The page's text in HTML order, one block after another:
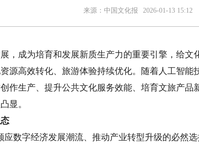
来源： 中国文化报 2026-01-13 15:12
成为培育和发展新质生产力的重要引擎，给文
源高效转化、旅游体验持续优化。随着人工智能
作生产、提升公共文化服务效能、培育文旅产品
显。
数字经济发展潮流、推动产业转型升级的必然选